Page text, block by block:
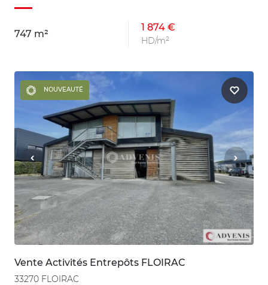
747 m²
1 874 €
HD/m²
NOUVEAUTÉ
Vente Activités Entrepôts FLOIRAC
33270 FLOIRAC